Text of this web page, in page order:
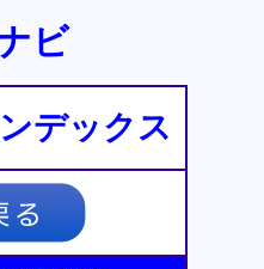
ビ
デックス